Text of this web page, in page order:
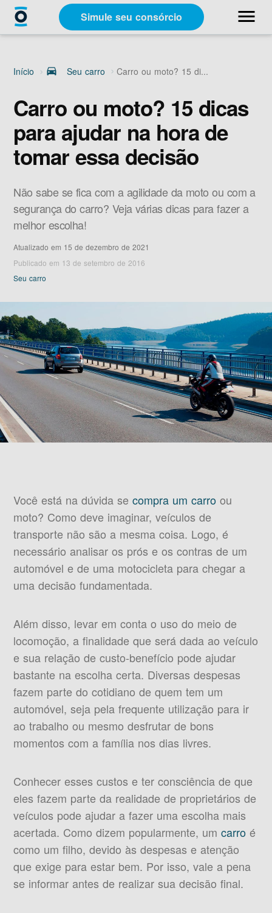
Simule seu consórcio menu
close
Categorias
Sobre a Racon
Simule seu consórcio
Início drive_eta Seu carro Carro ou moto? 15 di...
Carro ou moto? 15 dicas
para ajudar na hora de
tomar essa decisão
Não sabe se fica com a agilidade da moto ou com a
segurança do carro? Veja várias dicas para fazer a
melhor escolha!
Atualizado em 15 de dezembro de 2021
Publicado em 13 de setembro de 2016
Seu carro
Você está na dúvida secompra um carro ou
moto? Como deve imaginar, veículos de
transporte não são a mesma coisa. Logo, é
necessário analisar os prós e os contras de um
automóvel e de uma motocicleta para chegar a
uma decisão fundamentada.
Além disso, levar em conta o uso do meio de
locomoção, a finalidade que será dada ao veículo
e sua relação de custo-benefício pode ajudar
bastante na escolha certa. Diversas despesas
fazem parte do cotidiano de quem tem um
automóvel, seja pela frequente utilização para ir
ao trabalho ou mesmo desfrutar de bons
momentos com a família nos dias livres.
Conhecer esses custos e ter consciência de que
eles fazem parte da realidade de proprietários de
veículos pode ajudar a fazer uma escolha mais
acertada. Como dizem popularmente, umcarro é
como um filho, devido às despesas e atenção
que exige para estar bem. Por isso, vale a pena
se informar antes de realizar sua decisão final.